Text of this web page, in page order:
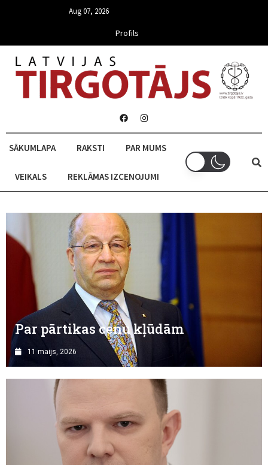
Aug 07, 2026
Profils
SĀKUMLAPA RAKSTI PAR MUMS
VEIKALS REKLĀMAS IZCENOJUMI
Par pārtikas cenu kļūdām
11 maijs, 2026